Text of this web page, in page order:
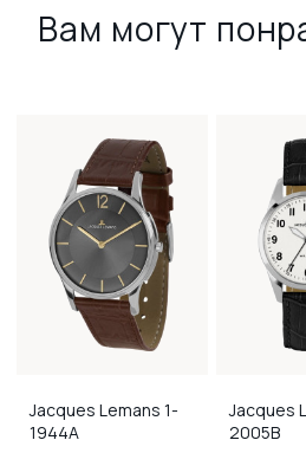
Вам могут
Jacques Lemans 1-
1944A
Jacques
2005B